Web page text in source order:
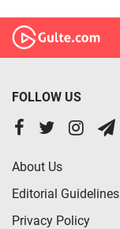
FOLLOW US
About Us
Editorial Guidelines
Privacy Policy